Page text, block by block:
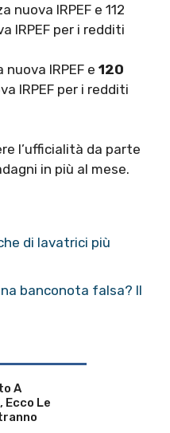
nuova IRPEF e 112
IRPEF per i redditi
IRPEF e 120
IRPEF per i redditi
l’ufficialità da parte
in più al mese.
di lavatrici più
banconota falsa? Il
A
Le